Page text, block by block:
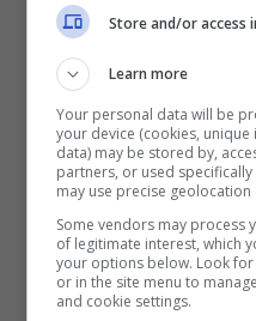
non distante
Sulawesi, in
precedenti,
tsunami. Il
nel Golfo di Tolo, a
Terremoto
Store and/or access
Learn more
Your personal data will be
your device (cookies,
data) may be stored by,
partners, or used
may use precise geolocation
Some vendors may process
of legitimate interest, which
your options below. Look
or in the site menu to
and cookie settings.